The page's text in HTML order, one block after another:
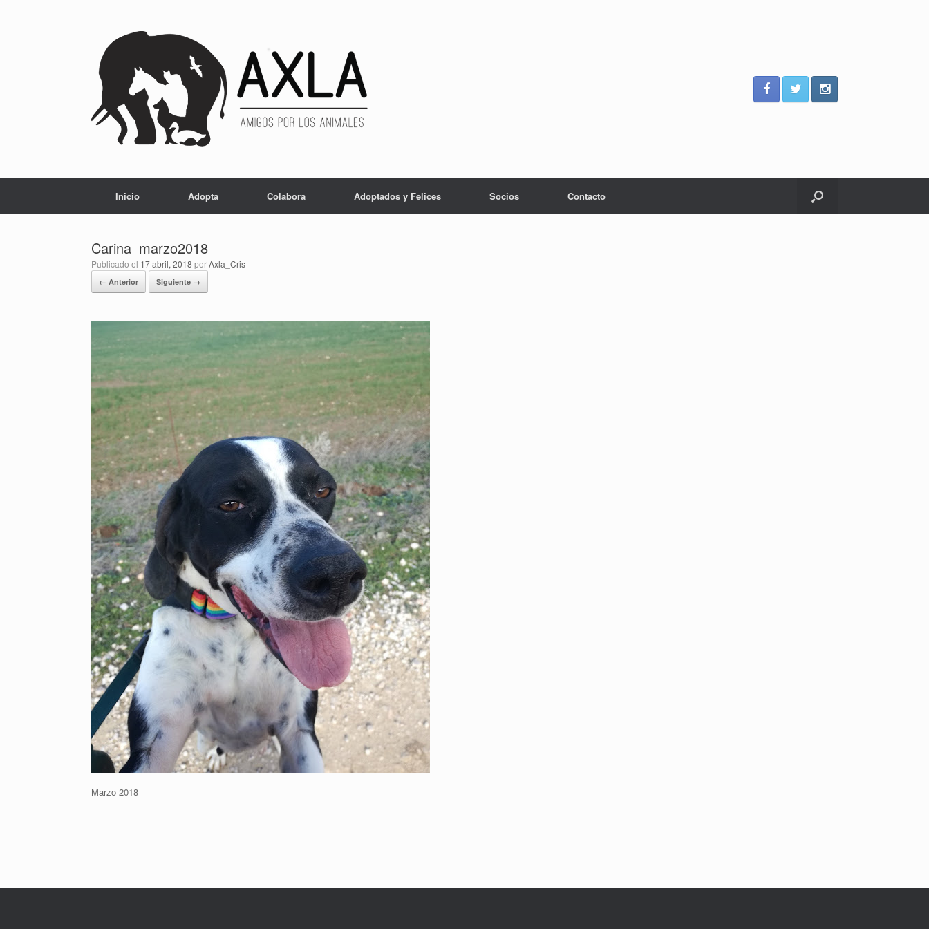
Inicio Adopta Colabora Adoptados y Felices Socios Contacto
Carina_marzo2018
Publicado el 17 abril, 2018 porAxla_Cris
← Anterior Siguiente →
Marzo 2018